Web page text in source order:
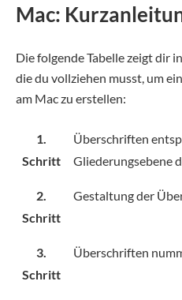
Mac:
Die folgende Tabelle zeigt dir
die du vollziehen musst, um
am Mac zu erstellen:
1.
Schritt
Überschriften
Gliederungsebene
2.
Schritt
Gestaltung der
3.
Schritt
Überschriften